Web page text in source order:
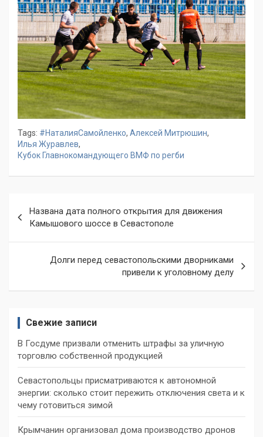
Tags: #НаталияСамойленко, Алексей Митрюшин,
Илья Журавлев,
Кубок Главнокомандующего ВМФ по регби
по
записям
Названа дата полного открытия для движения
Камышового шоссе в Севастополе
Долги перед севастопольскими дворниками
привели к уголовному делу
Свежие записи
В Госдуме призвали отменить штрафы за уличную
торговлю собственной продукцией
Севастопольцы присматриваются к автономной
энергии: сколько стоит пережить отключения света и к
чему готовиться зимой
Крымчанин организовал дома производство дронов